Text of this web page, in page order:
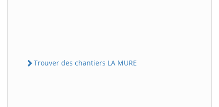
Trouver des chantiers LA MURE